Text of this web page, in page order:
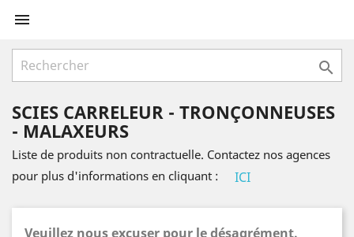


SCIES CARRELEUR - TRONÇONNEUSES
- MALAXEURS
Liste de produits non contractuelle. Contactez nos agences
pour plus d'informations en cliquant :
ICI
Veuillez nous excuser pour le désagrément.